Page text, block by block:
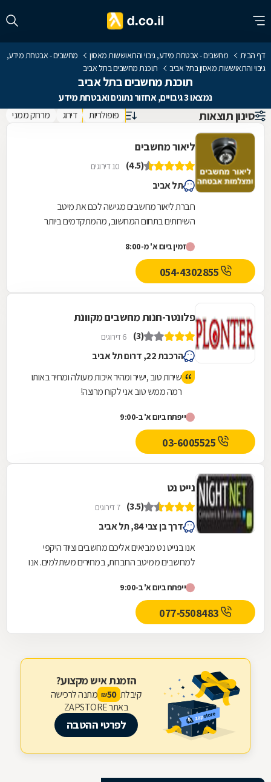
דף הבית מחשבים - אבטחת מידע, גיבוי והתאוששות מאסון
מחשבים - אבטחת מידע,
גיבוי והתאוששות מאסון בתל אביב
תוכנת מחשבים בתל אביב
תוכנת מחשבים בתל אביב
נמצאו 3 גיבויים, אחזור נתונים ואבטחת מידע
סינון תוצאות פופולריות דירוג מרחק ממני
ליאור מחשבים
(4.5) 10 דירוגים
תל אביב
חברת ליאור מחשבים מגישה לכם את מיטב
השירותים בתחום המחשוב, מהמתקדמים ביותר
אבטחת מידע,...
זמין ביום א' מ-8:00
פלונטר-חנות מחשבים מקוונת
(3) 6 דירוגים
הרכבת 22, דרום תל אביב
שירות טוב ,ישיר ומהיר איכות מעולה ומחיר באותו
רמה ממש טוב אני לקוח מרוצה!
ייפתח ביום א' ב-9:00
נייט נט
(3.5) 7 דירוגים
דרך בן צבי 84, תל אביב
אנו בנייט נט מביאים אליכם מחשבים וציוד היקפי
למחשבים ממיטב החברות, במחירים משתלמים. אנו
ייפתח ביום א' ב-9:00
הזמנת איש מקצוע?
קיבלת 50
₪ מתנה לרכישה
באתר ZAPSTORE
לפרטי ההטבה